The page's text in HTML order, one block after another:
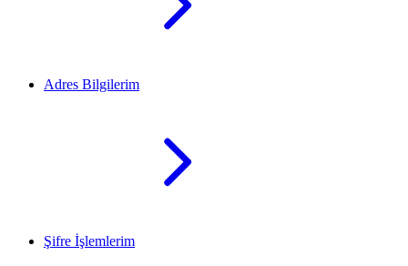
Adres Bilgilerim
Şifre İşlemlerim